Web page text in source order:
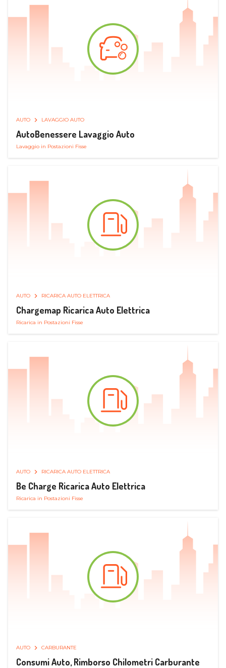
AUTO LAVAGGIO AUTO
AutoBenessere Lavaggio Auto
Lavaggio in Postazioni Fisse
AUTO RICARICA AUTO ELETTRICA
Chargemap Ricarica Auto Elettrica
Ricarica in Postazioni Fisse
AUTO RICARICA AUTO ELETTRICA
Be Charge Ricarica Auto Elettrica
Ricarica in Postazioni Fisse
AUTO CARBURANTE
Consumi Auto, Rimborso Chilometri Carburante